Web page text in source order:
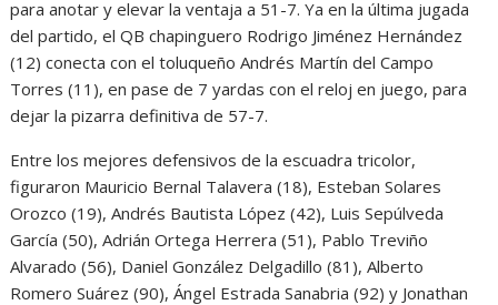
para anotar y elevar la ventaja a 51-7. Ya en la última jugada
del partido, el QB chapinguero Rodrigo Jiménez Hernández
(12) conecta con el toluqueño Andrés Martín del Campo
Torres (11), en pase de 7 yardas con el reloj en juego, para
dejar la pizarra definitiva de 57-7.
Entre los mejores defensivos de la escuadra tricolor,
figuraron Mauricio Bernal Talavera (18), Esteban Solares
Orozco (19), Andrés Bautista López (42), Luis Sepúlveda
García (50), Adrián Ortega Herrera (51), Pablo Treviño
Alvarado (56), Daniel González Delgadillo (81), Alberto
Romero Suárez (90), Ángel Estrada Sanabria (92) y Jonathan